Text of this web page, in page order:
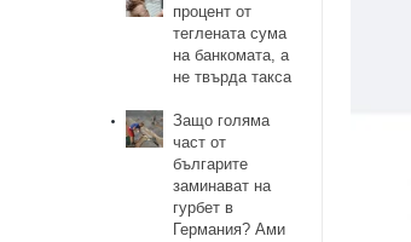
процент от
теглената сума
на банкомата, а
не твърда такса
Защо голяма
част от
българите
заминават на
гурбет в
Германия? Ами